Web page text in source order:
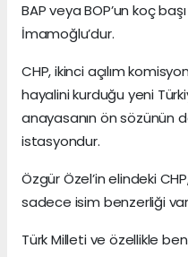
BAP veya BOP’un koç
İmamoğlu’dur.
CHP, ikinci açılım
hayalini kurduğu yeni
anayasanın ön sözünün
istasyondur.
Özgür Özel’in elindeki
sadece isim benzerliği
Türk Milleti ve özellikle